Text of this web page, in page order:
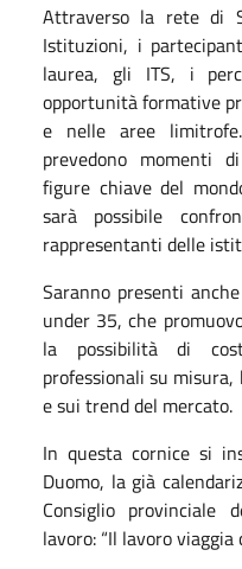
Attraverso la rete di
Istituzioni, i
laurea, gli ITS, i
opportunità formative
e nelle aree
prevedono momenti
figure chiave del
sarà possibile
rappresentanti delle
Saranno presenti
under 35, che
la possibilità di
professionali su
e sui trend del mercato.
In questa cornice si
Duomo, la già
Consiglio provinciale
lavoro: “Il lavoro viaggia